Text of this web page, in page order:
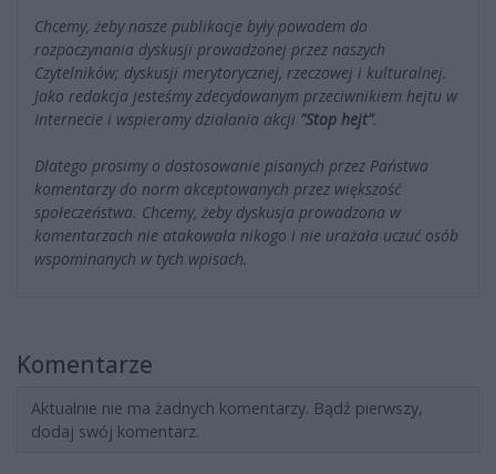
Chcemy, żeby nasze publikacje były powodem do
rozpoczynania dyskusji prowadzonej przez naszych
Czytelników; dyskusji merytorycznej, rzeczowej i kulturalnej.
Jako redakcja jesteśmy zdecydowanym przeciwnikiem hejtu w
Internecie i wspieramy działania akcji "Stop hejt".
Dlatego prosimy o dostosowanie pisanych przez Państwa
komentarzy do norm akceptowanych przez większość
społeczeństwa. Chcemy, żeby dyskusja prowadzona w
komentarzach nie atakowała nikogo i nie urażała uczuć osób
wspominanych w tych wpisach.
Komentarze
Aktualnie nie ma żadnych komentarzy. Bądź pierwszy,
dodaj swój komentarz.